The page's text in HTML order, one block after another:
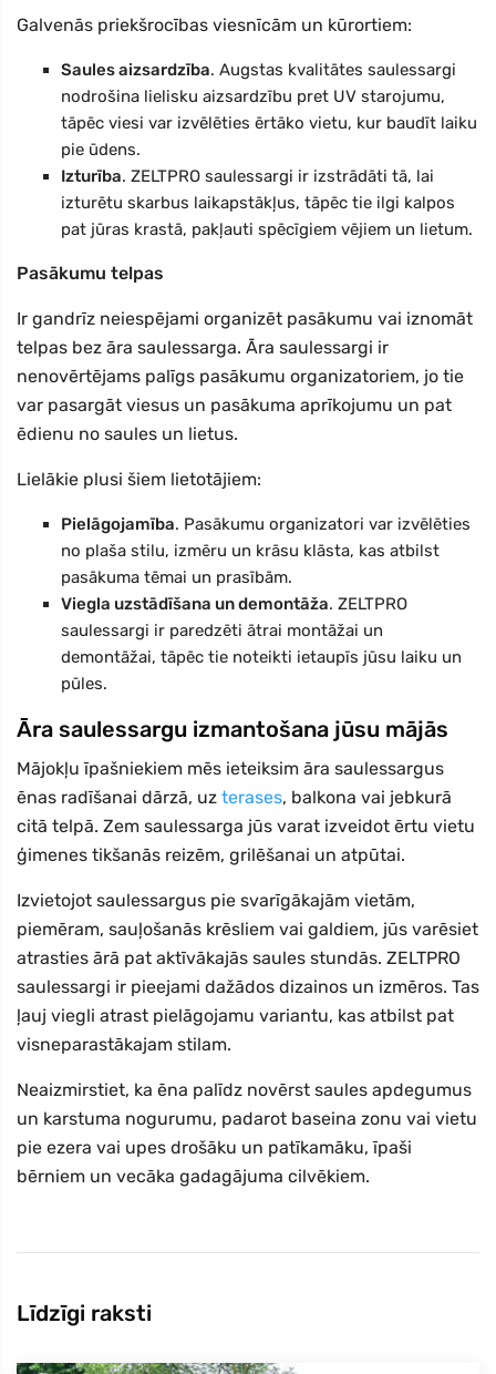
Galvenās priekšrocības viesnīcām un kūrortiem:
Saules aizsardzība. Augstas kvalitātes saulessargi
nodrošina lielisku aizsardzību pret UV starojumu,
tāpēc viesi var izvēlēties ērtāko vietu, kur baudīt laiku
pie ūdens.
Izturība. ZELTPRO saulessargi ir izstrādāti tā, lai
izturētu skarbus laikapstākļus, tāpēc tie ilgi kalpos
pat jūras krastā, pakļauti spēcīgiem vējiem un lietum.
Pasākumu telpas
Ir gandrīz neiespējami organizēt pasākumu vai iznomāt
telpas bez āra saulessarga. Āra saulessargi ir
nenovērtējams palīgs pasākumu organizatoriem, jo tie
var pasargāt viesus un pasākuma aprīkojumu un pat
ēdienu no saules un lietus.
Lielākie plusi šiem lietotājiem:
Pielāgojamība. Pasākumu organizatori var izvēlēties
no plaša stilu, izmēru un krāsu klāsta, kas atbilst
pasākuma tēmai un prasībām.
Viegla uzstādīšana un demontāža. ZELTPRO
saulessargi ir paredzēti ātrai montāžai un
demontāžai, tāpēc tie noteikti ietaupīs jūsu laiku un
pūles.
Āra saulessargu izmantošana jūsu mājās
Mājokļu īpašniekiem mēs ieteiksim āra saulessargus
ēnas radīšanai dārzā, uz terases, balkona vai jebkurā
citā telpā. Zem saulessarga jūs varat izveidot ērtu vietu
ģimenes tikšanās reizēm, grilēšanai un atpūtai.
Izvietojot saulessargus pie svarīgākajām vietām,
piemēram, sauļošanās krēsliem vai galdiem, jūs varēsiet
atrasties ārā pat aktīvākajās saules stundās. ZELTPRO
saulessargi ir pieejami dažādos dizainos un izmēros. Tas
ļauj viegli atrast pielāgojamu variantu, kas atbilst pat
visneparastākajam stilam.
Neaizmirstiet, ka ēna palīdz novērst saules apdegumus
un karstuma nogurumu, padarot baseina zonu vai vietu
pie ezera vai upes drošāku un patīkamāku, īpaši
bērniem un vecāka gadagājuma cilvēkiem.
Līdzīgi raksti